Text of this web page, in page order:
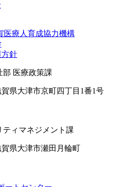
医療人育成協力機構
針
部 医療政策課
賀県大津市京町四丁目1番1号
ィマネジメント課
賀県大津市瀬田月輪町